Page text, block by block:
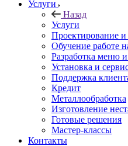
Услуги
Назад
Услуги
Проектирование
Обучение работе
Разработка меню
Установка и
Поддержка
Кредит
Металлообработка
Изготовление
Готовые решения
Мастер-классы
Контакты